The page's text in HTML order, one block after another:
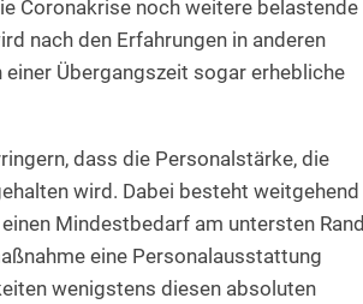
Coronakrise noch weitere belastende
nach den Erfahrungen in anderen
Übergangszeit sogar erhebliche
dass die Personalstärke, die
wird. Dabei besteht weitgehend
Mindestbedarf am untersten Rand
eine Personalausstattung
wenigstens diesen absoluten